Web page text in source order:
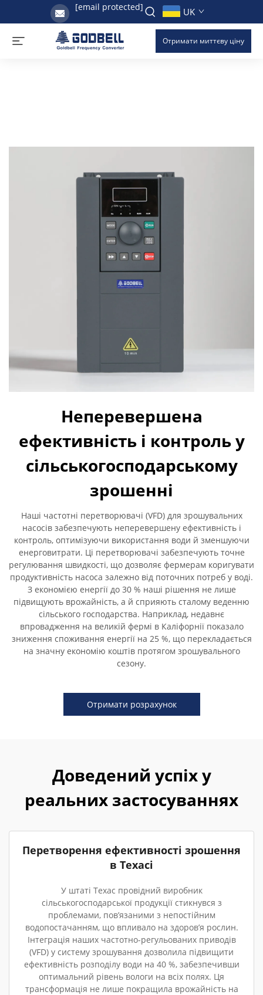
[email protected] UK
Отримати миттєву ціну
Неперевершена
ефективність і контроль у
сільськогосподарському
зрошенні
Наші частотні перетворювачі (VFD) для зрошувальних
насосів забезпечують неперевершену ефективність і
контроль, оптимізуючи використання води й зменшуючи
енерговитрати. Ці перетворювачі забезпечують точне
регулювання швидкості, що дозволяє фермерам коригувати
продуктивність насоса залежно від поточних потреб у воді.
З економією енергії до 30 % наші рішення не лише
підвищують врожайність, а й сприяють сталому веденню
сільського господарства. Наприклад, недавнє
впровадження на великій фермі в Каліфорнії показало
зниження споживання енергії на 25 %, що перекладається
на значну економію коштів протягом зрошувального
сезону.
Отримати розрахунок
Доведений успіх у
реальних застосуваннях
Перетворення ефективності зрошення
в Техасі
У штаті Техас провідний виробник
сільськогосподарської продукції стикнувся з
проблемами, пов’язаними з непостійним
водопостачанням, що впливало на здоров’я рослин.
Інтеграція наших частотно-регульованих приводів
(VFD) у систему зрошування дозволила підвищити
ефективність розподілу води на 40 %, забезпечивши
оптимальний рівень вологи на всіх полях. Ця
трансформація не лише покращила врожайність на